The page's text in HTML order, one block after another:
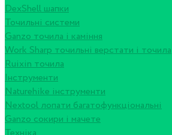
DexShell шапки
Точильні системи
Ganzo точила і каміння
Work Sharp точильні верстати і точила
Ruixin точила
Інструменти
Naturehike інструменти
Nextool лопати багатофункціональні
Ganzo сокири і мачете